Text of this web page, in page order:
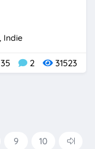
Indie
35 2 31523
9 10